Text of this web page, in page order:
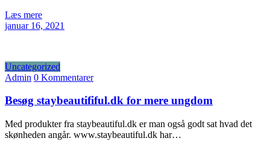
Læs mere
januar 16, 2021
Uncategorized
Admin 0 Kommentarer
Besøg staybeautififul.dk for mere ungdom
Med produkter fra staybeautiful.dk er man også godt sat hvad det
skønheden angår. www.staybeautiful.dk har…